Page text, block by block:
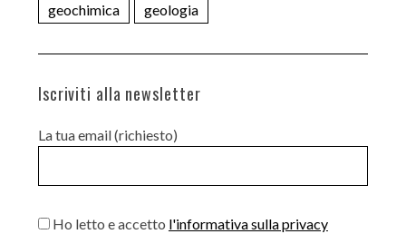
geochimica
geologia
Iscriviti alla newsletter
La tua email (richiesto)
Ho letto e accetto l'informativa sulla privacy